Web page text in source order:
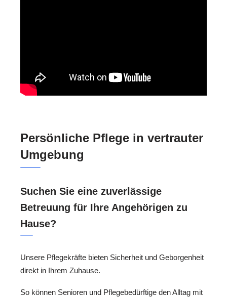
Persönliche Pflege in vertrauter
Umgebung
Suchen Sie eine zuverlässige
Betreuung für Ihre Angehörigen zu
Hause?
Unsere Pflegekräfte bieten Sicherheit und Geborgenheit
direkt in Ihrem Zuhause.
So können Senioren und Pflegebedürftige den Alltag mit